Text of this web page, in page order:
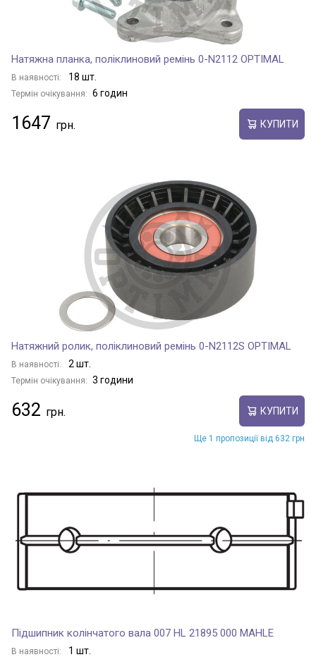
Натяжна планка, поліклиновий ремінь 0-N2112 OPTIMAL
В наявності: 18 шт.
Термін очікування: 6 годин
1647 КУПИТИ
Натяжний ролик, поліклиновий ремінь 0-N2112S OPTIMAL
В наявності: 2 шт.
Термін очікування: 3 години
632 КУПИТИ
Ще 1 пропозиції від 632 грн
Підшипник колінчатого вала 007 HL 21895 000 MAHLE
В наявності: 1 шт.